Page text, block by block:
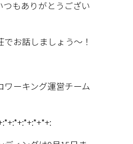
つもありがとうござい
でお話しましょう～！
ワーキング運営チーム